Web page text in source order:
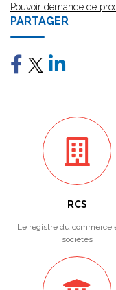
Pouvoir demande de
PARTAGER
RCS
Le registre du commerce
sociétés